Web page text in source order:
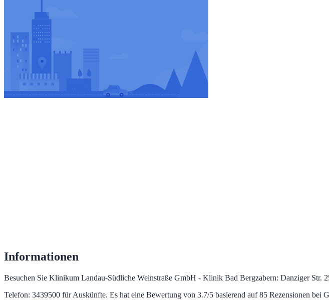
Informationen
Besuchen Sie Klinikum Landau-Südliche Weinstraße GmbH - Klinik Bad Bergzabern: Danziger Str.
Telefon: 3439500 für Auskünfte. Es hat eine Bewertung von 3.7/5 basierend auf 85 Rezensionen bei